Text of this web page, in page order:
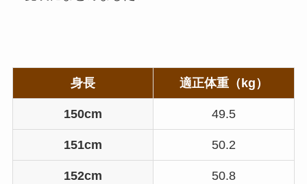
身長 適正体重（kg）
150cm 49.5
151cm 50.2
152cm 50.8